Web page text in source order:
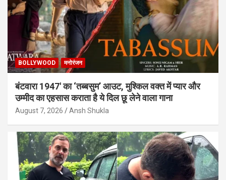
BOLLYWOOD मनोरंजन
बंटवारा 1947′ का ‘तब्बसुम’ आउट, मुश्किल वक्त में प्यार और
उम्मीद का एहसास कराता है ये दिल छू लेने वाला गाना
August 7, 2026 Ansh Shukla